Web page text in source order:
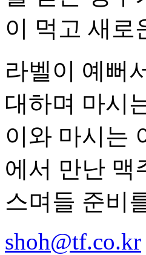
이 먹고 새로
라벨이 예뻐
대하며 마시
이와 마시는
에서 만난 맥
스며들 준비
shoh@tf.co.kr